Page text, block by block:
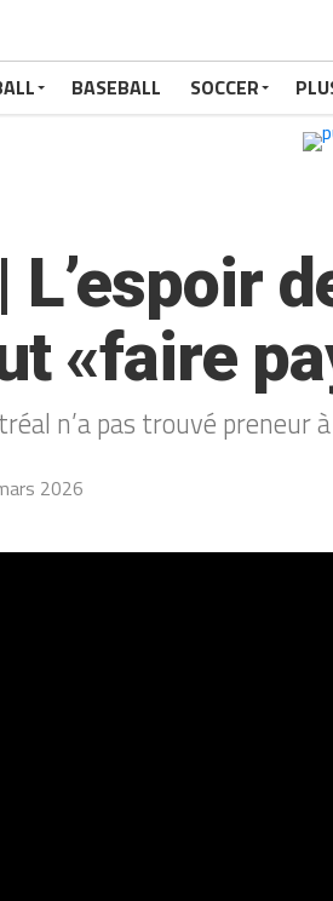
BASEBALL SOCCER
L’espoir
«faire
n’a pas trouvé
2026